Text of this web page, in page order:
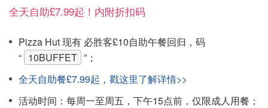
全天自助£7.99起！内附折扣码
Pizza Hut 现有 必胜客£10自助午餐回归，码
“ 10BUFFET ”；
全天自助餐£7.99起，戳这里了解详情>>
活动时间：每周一至周五，下午15点前，仅限成人用餐；